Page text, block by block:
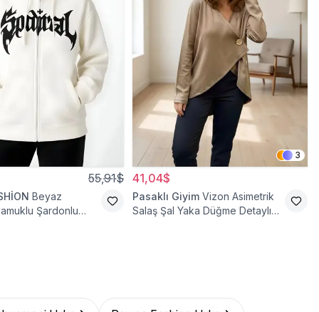
55,91$
Beyaz
Şardonlu
3
41,04$
Pasaklı Giyim Vizon Asimetrik
Salaş Şal Yaka Düğme Detaylı